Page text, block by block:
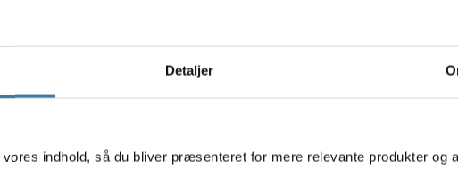
Detaljer
indhold, så du bliver præsenteret for mere relevante produkter og
Få